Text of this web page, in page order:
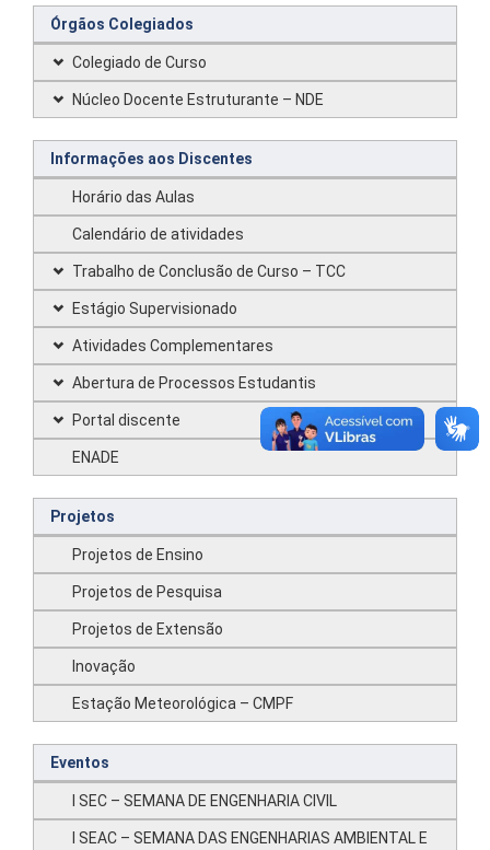
Órgãos Colegiados
Colegiado de Curso
Núcleo Docente Estruturante – NDE
Informações aos Discentes
Horário das Aulas
Calendário de atividades
Trabalho de Conclusão de Curso – TCC
Estágio Supervisionado
Atividades Complementares
Abertura de Processos Estudantis
Portal discente
ENADE
Projetos
Projetos de Ensino
Projetos de Pesquisa
Projetos de Extensão
Inovação
Estação Meteorológica – CMPF
Eventos
I SEC – SEMANA DE ENGENHARIA CIVIL
I SEAC – SEMANA DAS ENGENHARIAS AMBIENTAL E